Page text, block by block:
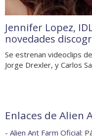
Jennifer Lopez,
novedades
Se estrenan videoclips
Jorge Drexler, y Carlos
Enlaces de Alien
- Alien Ant Farm Oficial: